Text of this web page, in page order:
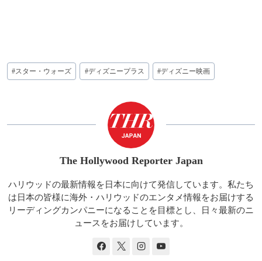
投
稿
#スター・ウォーズ #ディズニープラス #ディズニー映画
The Hollywood Reporter Japan
ハリウッドの最新情報を日本に向けて発信しています。私たち
は日本の皆様に海外・ハリウッドのエンタメ情報をお届けする
リーディングカンパニーになることを目標とし、日々最新のニ
ュースをお届けしています。